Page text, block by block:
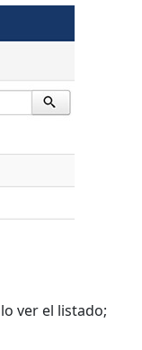
ver el listado;